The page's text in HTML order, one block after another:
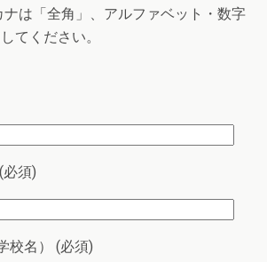
ナは「全角」、アルファベット・数字
てください。
須)
校名） (必須)